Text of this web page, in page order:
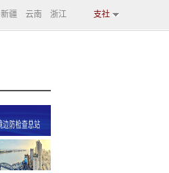
新疆 云南 浙江 支社